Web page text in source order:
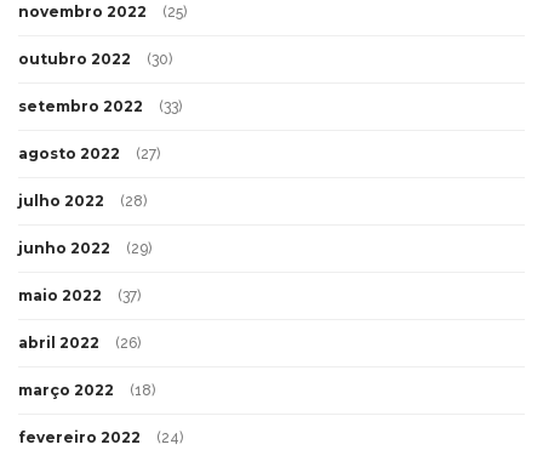
novembro 2022 (25)
outubro 2022 (30)
setembro 2022 (33)
agosto 2022 (27)
julho 2022 (28)
junho 2022 (29)
maio 2022 (37)
abril 2022 (26)
março 2022 (18)
fevereiro 2022 (24)